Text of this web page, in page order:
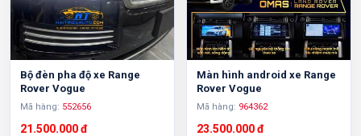
Bộ đèn pha độ xe Range
Rover Vogue
Mã hàng: 552656
21.500.000 đ
Màn hình android xe Range
Rover Vogue
Mã hàng: 964362
23.500.000 đ